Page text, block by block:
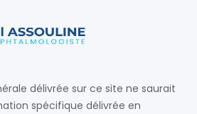
délivrée sur ce site ne saurait
spécifique délivrée en